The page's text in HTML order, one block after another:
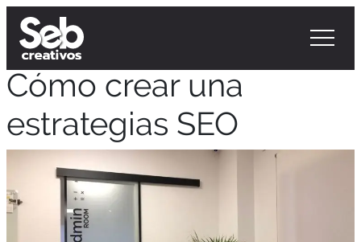
Cómo crear una
estrategias SEO